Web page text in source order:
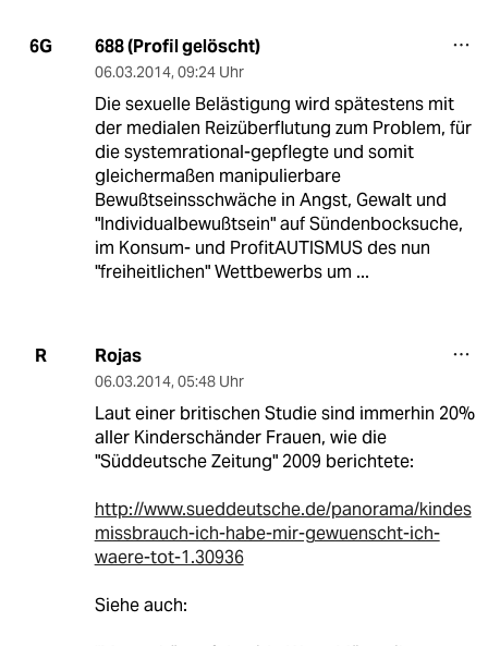
6G 688 (Profil gelöscht)
06.03.2014, 09:24 Uhr
Die sexuelle Belästigung wird spätestens mit
der medialen Reizüberflutung zum Problem, für
die systemrational-gepflegte und somit
gleichermaßen manipulierbare
Bewußtseinsschwäche in Angst, Gewalt und
"Individualbewußtsein" auf Sündenbocksuche,
im Konsum- und ProfitAUTISMUS des nun
"freiheitlichen" Wettbewerbs um ...
R Rojas
06.03.2014, 05:48 Uhr
Laut einer britischen Studie sind immerhin 20%
aller Kinderschänder Frauen, wie die
"Süddeutsche Zeitung" 2009 berichtete:
http://www.sueddeutsche.de/panorama/kindes
missbrauch-ich-habe-mir-gewuenscht-ich-
waere-tot-1.30936
Siehe auch: